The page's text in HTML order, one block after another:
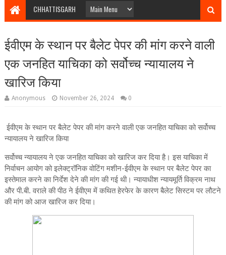
CHHATTISGARH
ईवीएम के स्थान पर बैलेट पेपर की मांग करने वाली
एक जनहित याचिका को सर्वोच्‍च न्‍यायालय ने
खारिज किया
Anonymous November 26, 2024 0
ईवीएम के स्थान पर बैलेट पेपर की मांग करने वाली एक जनहित याचिका को सर्वोच्‍च
न्‍यायालय ने खारिज किया
सर्वोच्‍च न्‍यायालय ने एक जनहित याचिका को खारिज कर दिया है। इस याचिका में
निर्वाचन आयोग को इलेक्ट्रॉनिक वोटिंग मशीन-ईवीएम के स्थान पर बैलेट पेपर का
इस्तेमाल करने का निर्देश देने की मांग की गई थी। न्‍यायाधीश न्‍यायमूर्ति विक्रम नाथ
और पी.बी. वराले की पीठ ने ईवीएम में कथित हेरफेर के कारण बैलेट सिस्टम पर लौटने
की मांग को आज खारिज कर दिया।